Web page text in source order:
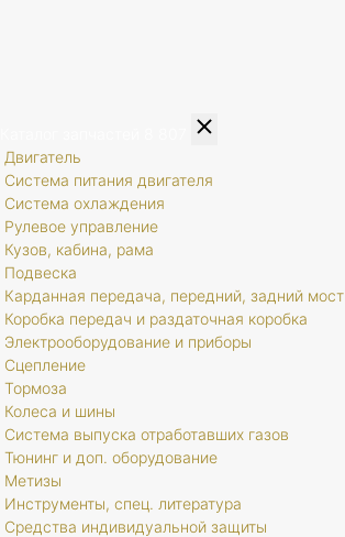
Двигатель
Система питания двигателя
Система охлаждения
Рулевое управление
Кузов, кабина, рама
Подвеска
Карданная передача, передний, задний мост
Коробка передач и раздаточная коробка
Электрооборудование и приборы
Сцепление
Тормоза
Колеса и шины
Система выпуска отработавших газов
Тюнинг и доп. оборудование
Метизы
Инструменты, спец. литература
Средства индивидуальной защиты